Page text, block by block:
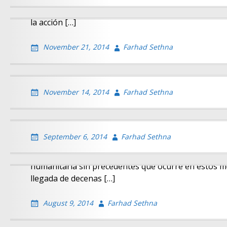
Prepárense: Se espera que SUPER-DACA (mi
la acción […]
November 21, 2014 Farhad Sethna
Por el Abogado Farhad Sethna © 2014 ¿Hay un
frase jurídica!) en las obras? Esta es noticia de
November 14, 2014 Farhad Sethna
Por el Abogado Farhad Sethna © 2014 ¿Cuándo es
ICE (Servicio de Inmigración y Control de
September 6, 2014 Farhad Sethna
UNIDOS
Por el abogado Farhad Sethna ©2014 Recientes
humanitaria sin precedentes que ocurre en estos
llegada de decenas […]
August 9, 2014 Farhad Sethna